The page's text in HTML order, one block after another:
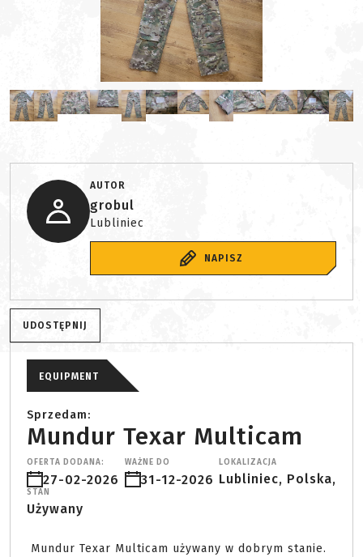
AUTOR
grobul
Lubliniec
NAPISZ
UDOSTĘPNIJ
EQUIPMENT
Sprzedam:
Mundur Texar Multicam
OFERTA DODANA:
27-02-2026
WAŻNE DO
31-12-2026
LOKALIZACJA
Lubliniec, Polska,
STAN
Używany